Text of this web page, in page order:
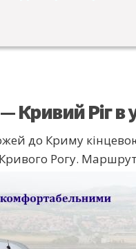
Кривий Ріг в
до Криму
Рогу.